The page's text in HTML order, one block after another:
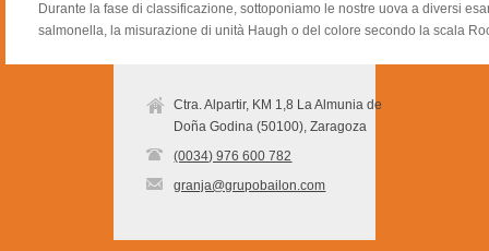
Durante la fase di classificazione, sottoponiamo le nostre uova a diversi
salmonella, la misurazione di unità Haugh o del colore secondo la scala
Ctra. Alpartir, KM 1,8 La Almunia de
Doña Godina (50100), Zaragoza
(0034) 976 600 782
granja@grupobailon.com